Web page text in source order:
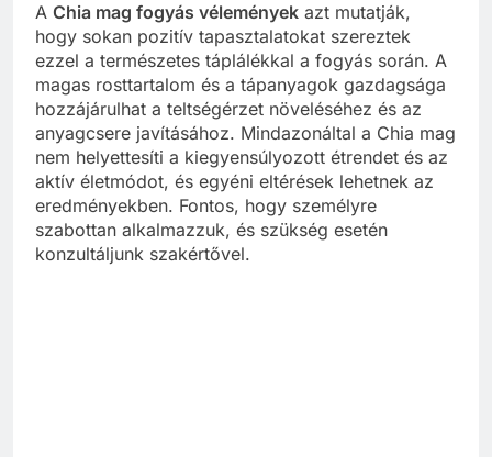
A Chia mag fogyás vélemények azt mutatják,
hogy sokan pozitív tapasztalatokat szereztek
ezzel a természetes táplálékkal a fogyás során. A
magas rosttartalom és a tápanyagok gazdagsága
hozzájárulhat a teltségérzet növeléséhez és az
anyagcsere javításához. Mindazonáltal a Chia mag
nem helyettesíti a kiegyensúlyozott étrendet és az
aktív életmódot, és egyéni eltérések lehetnek az
eredményekben. Fontos, hogy személyre
szabottan alkalmazzuk, és szükség esetén
konzultáljunk szakértővel.